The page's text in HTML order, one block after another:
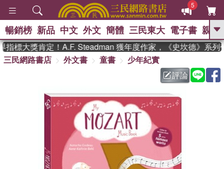
5
GO
熱搜： 東野圭吾 、
父親節 、 如果歷
暑期推薦 、 國際布克
獎 臺灣漫遊錄 、 方念華
登輝時代 、 數學女孩：黎曼猜想
偉大的迷走神經
暢銷榜 新品 中文 外文 簡體 三民東大 電子書 親子
標大獎肯定！A.F. Steadman 獲年度作家，《史坎德》系列
三民網路書店
外文書 童書
少年紀實
評論